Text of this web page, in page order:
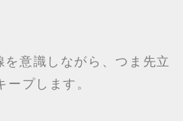
意識しながら、つま先立
ープします。